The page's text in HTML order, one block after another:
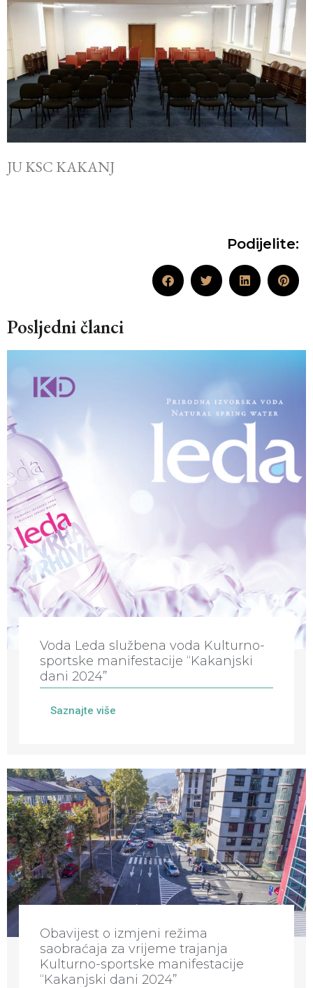
JU KSC KAKANJ
Podijelite:
Posljedni članci
Voda Leda službena voda Kulturno-
sportske manifestacije “Kakanjski
dani 2024”
Saznajte više
Obavijest o izmjeni režima
saobraćaja za vrijeme trajanja
Kulturno-sportske manifestacije
“Kakanjski dani 2024”